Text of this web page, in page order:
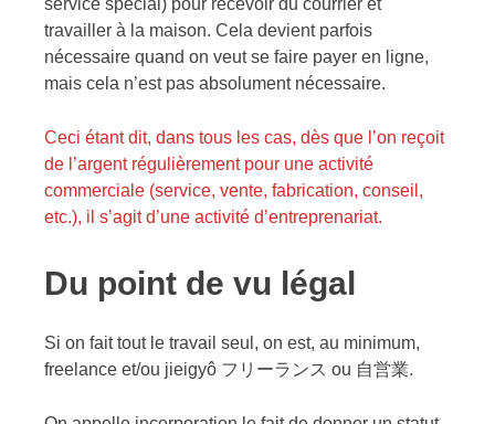
service spécial) pour recevoir du courrier et
travailler à la maison. Cela devient parfois
nécessaire quand on veut se faire payer en ligne,
mais cela n’est pas absolument nécessaire.
Ceci étant dit, dans tous les cas, dès que l’on reçoit
de l’argent régulièrement pour une activité
commerciale (service, vente, fabrication, conseil,
etc.), il s’agit d’une activité d’entreprenariat.
Du point de vu légal
Si on fait tout le travail seul, on est, au minimum,
freelance et/ou jieigyô フリーランス ou 自営業.